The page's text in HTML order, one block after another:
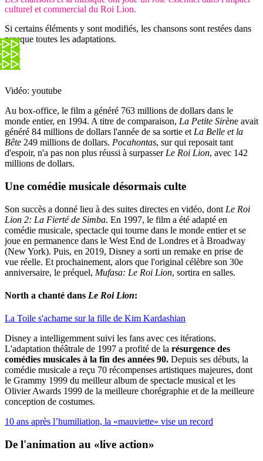
culturel et commercial du Roi Lion.
Si certains éléments y sont modifiés, les chansons sont restées dans
presque toutes les adaptations.
Vidéo: youtube
Au box-office, le film a généré 763 millions de dollars dans le
monde entier, en 1994. A titre de comparaison, La Petite Sirène avait
généré 84 millions de dollars l'année de sa sortie et La Belle et la
Bête 249 millions de dollars. Pocahontas, sur qui reposait tant
d'espoir, n'a pas non plus réussi à surpasser Le Roi Lion, avec 142
millions de dollars.
Une comédie musicale désormais culte
Son succès a donné lieu à des suites directes en vidéo, dont Le Roi
Lion 2: La Fierté de Simba. En 1997, le film a été adapté en
comédie musicale, spectacle qui tourne dans le monde entier et se
joue en permanence dans le West End de Londres et à Broadway
(New York). Puis, en 2019, Disney a sorti un remake en prise de
vue réelle. Et prochainement, alors que l'original célèbre son 30e
anniversaire, le préquel, Mufasa: Le Roi Lion, sortira en salles.
North a chanté dans Le Roi Lion:
La Toile s'acharne sur la fille de Kim Kardashian
Disney a intelligemment suivi les fans avec ces itérations.
L'adaptation théâtrale de 1997 a profité de la résurgence des
comédies musicales à la fin des années 90. Depuis ses débuts, la
comédie musicale a reçu 70 récompenses artistiques majeures, dont
le Grammy 1999 du meilleur album de spectacle musical et les
Olivier Awards 1999 de la meilleure chorégraphie et de la meilleure
conception de costumes.
10 ans après l’humiliation, la «mauviette» vise un record
De l'animation au «live action»